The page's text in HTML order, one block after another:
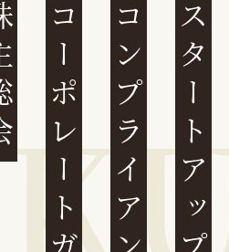
コンプライアンススタートアップ